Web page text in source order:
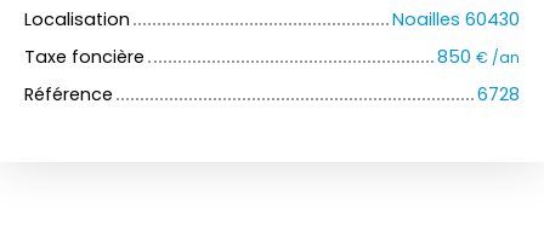
Localisation
Noailles 60430
Taxe foncière
850 € /an
Référence 6728